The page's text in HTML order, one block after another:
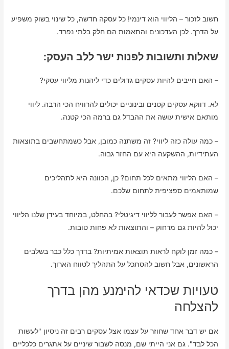
חשוב לזכור – הליווי הוא דינמי! כל עסקה חדשה, כל שינוי בשוק משפיע
על הדרך. לכן העדכונים והתאמות הם חלק בלתי נפרד.
שאלות ותשובות לפנות ישר ללב העסק:
– האם חייבים להיות עסקים גדולים כדי ליהנות מליווי עסקי?
לא. דווקא עסקים קטנים ובינוניים יכולים להרוויח הכי הרבה. ליווי
מותאם אישית עושה את ההבדל גם ברמה הכי קטנה.
– כמה עולה כזה ליווי? זה משתנה כמובן, אבל כשמתחשבים בתוצאות
העתידיות, ההשקעה היא עם החזר גבוה.
– האם הליווי מתאים לכל תחום? כן, הכוונה היא לתהליכים
שמותאמים ספציפית לתחום שלכם.
– האם אפשר לעבור לליווי דיגיטלי? בהחלט, במיוחד בעידן שלנו הליווי
יכול להיות גם מרחוק – והתוצאות לא פחות טובות.
– כמה זמן לוקח לראות תוצאות אמיתיות? בדרך כלל כבר בשלבים
הראשונים, אבל חשוב להסתכל על התהליך לטווח הארוך.
טעויות שכדאי להימנע מהן בדרך
להצלחה
אם יש דבר אחד שחוזר על עצמו אצל עסקים רבים זה ניסיון "לעשות
הכל לבד". גם אני הייתי שם, מנסה לשבור שיניים על אתגרים כלכליים